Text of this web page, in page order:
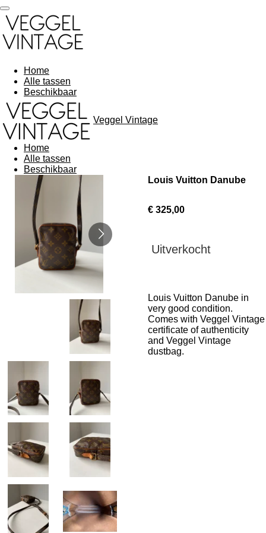
Ga
direct
naar
de
Home
Alle tassen
Beschikbaar
Veggel Vintage
Home
Alle tassen
Beschikbaar
Louis Vuitton Danube
€ 325,00
Uitverkocht
Louis Vuitton Danube in
very good condition.
Comes with Veggel Vintage
certificate of authenticity
and Veggel Vintage
dustbag.